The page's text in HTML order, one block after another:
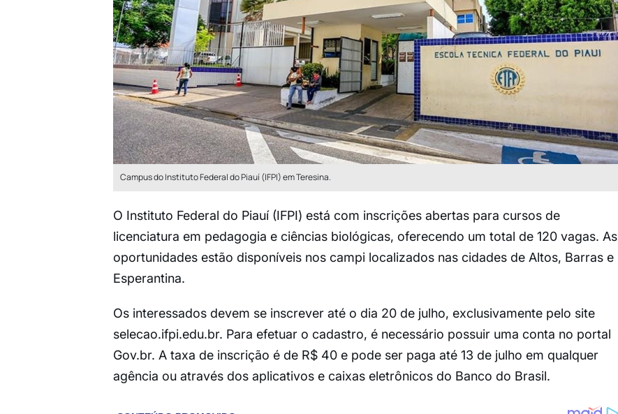
Campus do Instituto Federal do Piauí (IFPI) em Teresina.
O Instituto Federal do Piauí (IFPI) está com inscrições abertas para cursos de
licenciatura em pedagogia e ciências biológicas, oferecendo um total de 120 vagas. As
oportunidades estão disponíveis nos campi localizados nas cidades de Altos, Barras e
Esperantina.
Os interessados devem se inscrever até o dia 20 de julho, exclusivamente pelo site
selecao.ifpi.edu.br. Para efetuar o cadastro, é necessário possuir uma conta no portal
Gov.br. A taxa de inscrição é de R$ 40 e pode ser paga até 13 de julho em qualquer
agência ou através dos aplicativos e caixas eletrônicos do Banco do Brasil.